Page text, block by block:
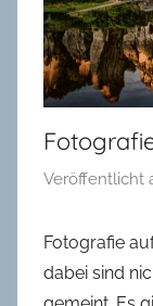
Oldenburg
Veröffentlicht
Fotografie
dabei sind